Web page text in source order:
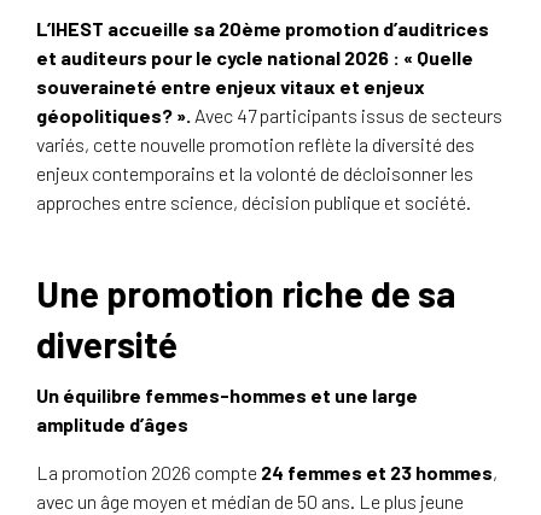
L’IHEST accueille sa 20ème promotion d’auditrices
et auditeurs pour le cycle national 2026 : « Quelle
souveraineté entre enjeux vitaux et enjeux
géopolitiques? ». Avec 47 participants issus de secteurs
variés, cette nouvelle promotion reflète la diversité des
enjeux contemporains et la volonté de décloisonner les
approches entre science, décision publique et société.
Une promotion riche de sa
diversité
Un équilibre femmes-hommes et une large
amplitude d’âges
La promotion 2026 compte 24 femmes et 23 hommes,
avec un âge moyen et médian de 50 ans. Le plus jeune